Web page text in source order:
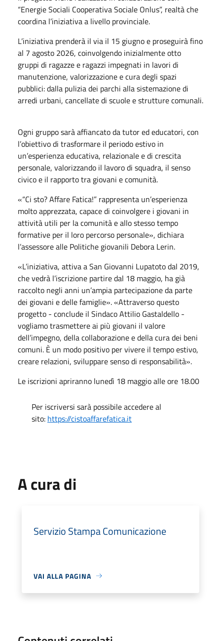
“Energie Sociali Cooperativa Sociale Onlus”, realtà che
coordina l’iniziativa a livello provinciale.
L’iniziativa prenderà il via il 15 giugno e proseguirà fino
al 7 agosto 2026, coinvolgendo inizialmente otto
gruppi di ragazze e ragazzi impegnati in lavori di
manutenzione, valorizzazione e cura degli spazi
pubblici: dalla pulizia dei parchi alla sistemazione di
arredi urbani, cancellate di scuole e strutture comunali.
Ogni gruppo sarà affiancato da tutor ed educatori, con
l’obiettivo di trasformare il periodo estivo in
un’esperienza educativa, relazionale e di crescita
personale, valorizzando il lavoro di squadra, il senso
civico e il rapporto tra giovani e comunità.
«“Ci sto? Affare Fatica!” rappresenta un’esperienza
molto apprezzata, capace di coinvolgere i giovani in
attività utili per la comunità e allo stesso tempo
formative per il loro percorso personale», dichiara
l’assessore alle Politiche giovanili Debora Lerin.
«L’iniziativa, attiva a San Giovanni Lupatoto dal 2019,
che vedrà l’iscrizione partire dal 18 maggio, ha già
raccolto negli anni un’ampia partecipazione da parte
dei giovani e delle famiglie». «Attraverso questo
progetto - conclude il Sindaco Attilio Gastaldello -
vogliamo trasmettere ai più giovani il valore
dell’impegno, della collaborazione e della cura dei beni
comuni. È un modo positivo per vivere il tempo estivo,
creare relazioni, sviluppare senso di responsabilità».
Le iscrizioni apriranno lunedì 18 maggio alle ore 18.00
Per iscriversi sarà possibile accedere al
sito: https://cistoaffarefatica.it
A cura di
Servizio Stampa Comunicazione
VAI ALLA PAGINA